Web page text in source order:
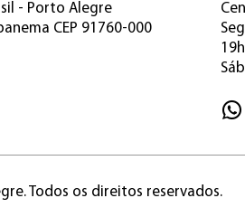
- Porto Alegre
CEP 91760-000
19h
Todos os direitos reservados.